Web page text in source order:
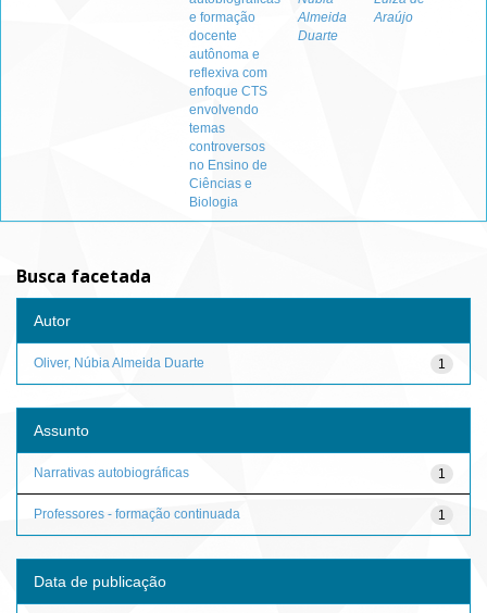
e formação
docente
autônoma e
reflexiva com
enfoque CTS
envolvendo
temas
controversos
no Ensino de
Ciências e
Biologia
Almeida
Duarte
Araújo
Busca facetada
Autor
1
Oliver, Núbia Almeida Duarte
Assunto
1
Narrativas autobiográficas
1
Professores - formação continuada
Data de publicação